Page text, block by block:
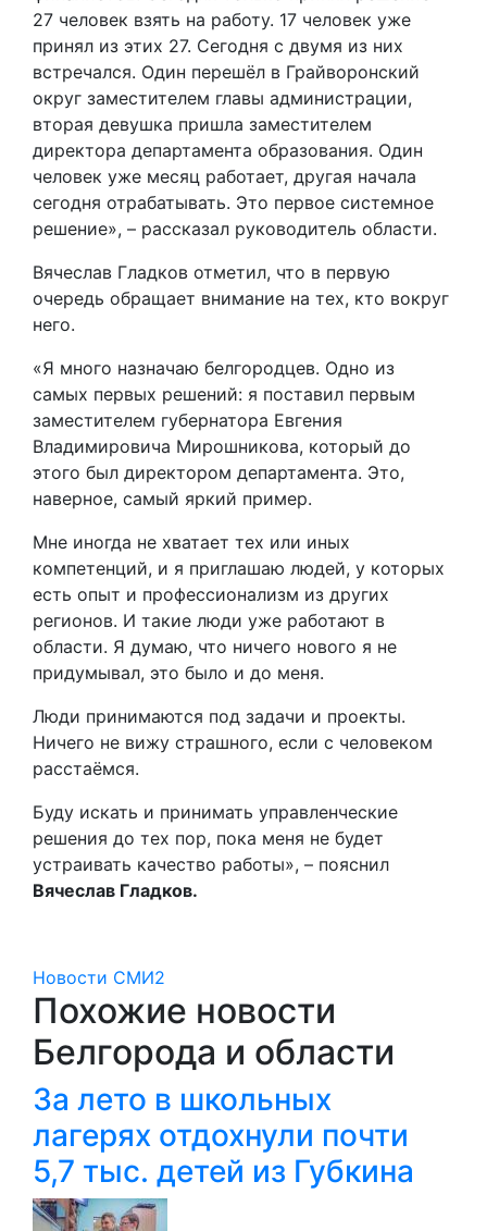
27 человек взять на работу. 17 человек уже
принял из этих 27. Сегодня с двумя из них
встречался. Один перешёл в Грайворонский
округ заместителем главы администрации,
вторая девушка пришла заместителем
директора департамента образования. Один
человек уже месяц работает, другая начала
сегодня отрабатывать. Это первое системное
решение», – рассказал руководитель области.
Вячеслав Гладков отметил, что в первую
очередь обращает внимание на тех, кто вокруг
него.
«Я много назначаю белгородцев. Одно из
самых первых решений: я поставил первым
заместителем губернатора Евгения
Владимировича Мирошникова, который до
этого был директором департамента. Это,
наверное, самый яркий пример.
Мне иногда не хватает тех или иных
компетенций, и я приглашаю людей, у которых
есть опыт и профессионализм из других
регионов. И такие люди уже работают в
области. Я думаю, что ничего нового я не
придумывал, это было и до меня.
Люди принимаются под задачи и проекты.
Ничего не вижу страшного, если с человеком
расстаёмся.
Буду искать и принимать управленческие
решения до тех пор, пока меня не будет
устраивать качество работы», – пояснил
Вячеслав Гладков.
Новости СМИ2
Похожие новости
Белгорода и области
За лето в школьных
лагерях отдохнули почти
5,7 тыс. детей из Губкина